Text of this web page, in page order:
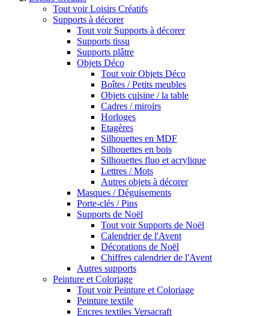
Tout voir Loisirs Créatifs
Supports à décorer
Tout voir Supports à décorer
Supports tissu
Supports plâtre
Objets Déco
Tout voir Objets Déco
Boîtes / Petits meubles
Objets cuisine / la table
Cadres / miroirs
Horloges
Etagères
Silhouettes en MDF
Silhouettes en bois
Silhouettes fluo et acrylique
Lettres / Mots
Autres objets à décorer
Masques / Déguisements
Porte-clés / Pins
Supports de Noël
Tout voir Supports de Noël
Calendrier de l'Avent
Décorations de Noël
Chiffres calendrier de l'Avent
Autres supports
Peinture et Coloriage
Tout voir Peinture et Coloriage
Peinture textile
Encres textiles Versacraft